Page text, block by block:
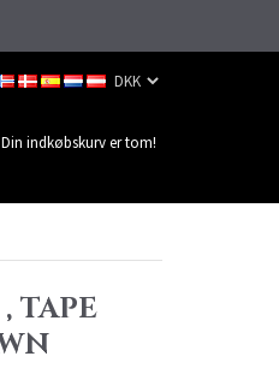
Din indkøbskurv er tom!
TAPE